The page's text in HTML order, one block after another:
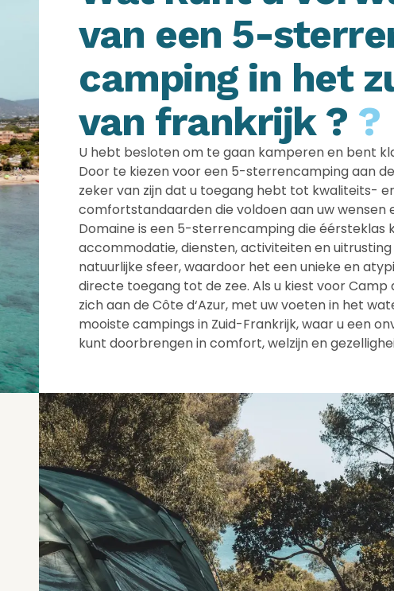
van een 5-
camping in het
van frankrijk ? ?
U hebt besloten om te gaan kamperen en bent
Door te kiezen voor een 5-sterrencamping aan de
zeker van zijn dat u toegang hebt tot kwaliteits-
comfortstandaarden die voldoen aan uw wensen
Domaine is een 5-sterrencamping die éérsteklas
accommodatie, diensten, activiteiten en
natuurlijke sfeer, waardoor het een unieke en
directe toegang tot de zee. Als u kiest voor Camp
zich aan de Côte d‘Azur, met uw voeten in het
mooiste campings in Zuid-Frankrijk, waar u een
kunt doorbrengen in comfort, welzijn en